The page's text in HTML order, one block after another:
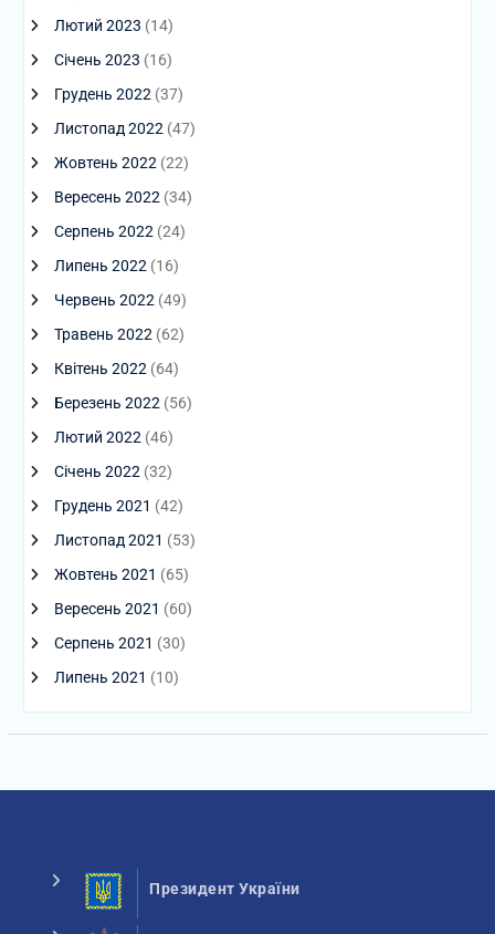
Лютий 2023 (14)
Січень 2023 (16)
Грудень 2022 (37)
Листопад 2022 (47)
Жовтень 2022 (22)
Вересень 2022 (34)
Серпень 2022 (24)
Липень 2022 (16)
Червень 2022 (49)
Травень 2022 (62)
Квітень 2022 (64)
Березень 2022 (56)
Лютий 2022 (46)
Січень 2022 (32)
Грудень 2021 (42)
Листопад 2021 (53)
Жовтень 2021 (65)
Вересень 2021 (60)
Серпень 2021 (30)
Липень 2021 (10)
Президент України